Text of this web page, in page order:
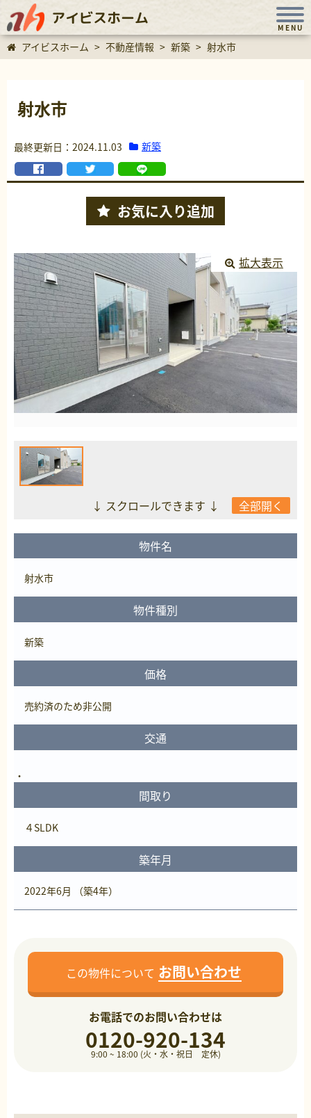
アイビスホーム
MENU
アイビスホーム > 不動産情報 > 新築 > 射水市
射水市
最終更新日：2024.11.03 新築
お気に入り追加
↓ スクロールできます ↓ 全部開く
拡大表示
物件名
射水市
物件種別
新築
価格
売約済のため非公開
交通
間取り
４SLDK
築年月
2022年6月 （築4年）
この物件について お問い合わせ
お電話でのお問い合わせは
0120-920-134
9:00 ~ 18:00 (火・水・祝日 定休)